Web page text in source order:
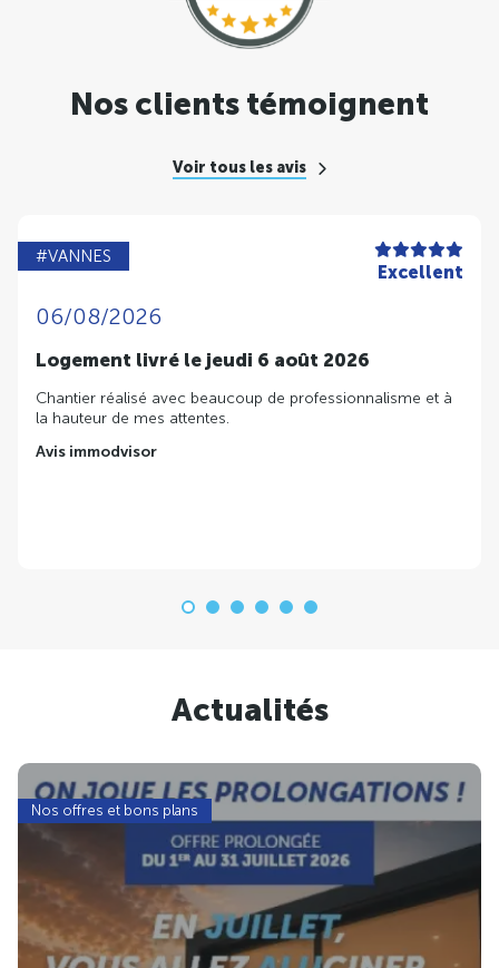
Nos clients témoignent
Voir tous les avis
#VANNES
Excellent
06/08/2026
Logement livré le jeudi 6 août 2026
Chantier réalisé avec beaucoup de professionnalisme et à
la hauteur de mes attentes.
Avis immodvisor
Actualités
Nos offres et bons plans